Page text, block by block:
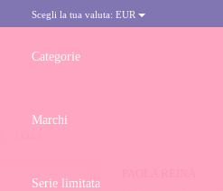
Scegli la tua valuta: EUR
Categorie
Marchi
Serie limitata